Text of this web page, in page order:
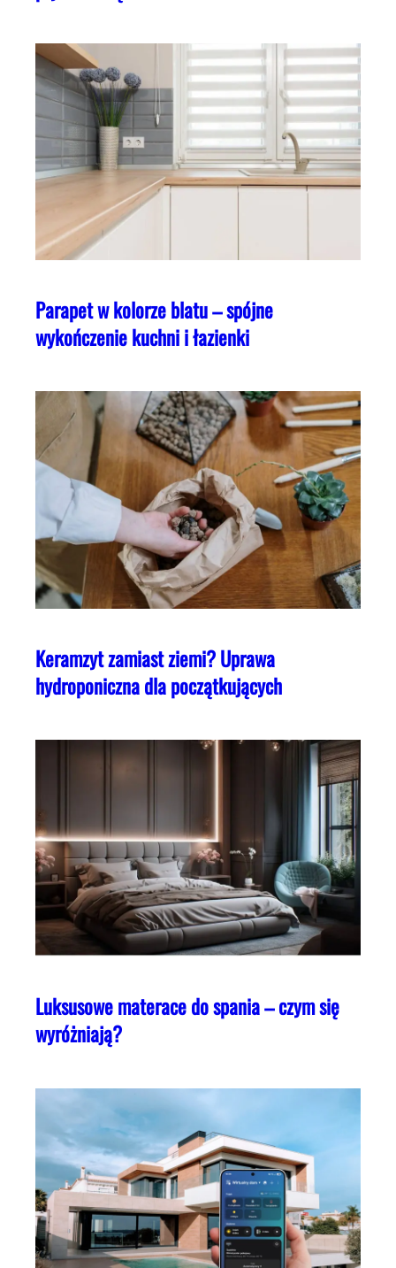
Parapet w kolorze blatu – spójne
wykończenie kuchni i łazienki
Keramzyt zamiast ziemi? Uprawa
hydroponiczna dla początkujących
Luksusowe materace do spania – czym się
wyróżniają?